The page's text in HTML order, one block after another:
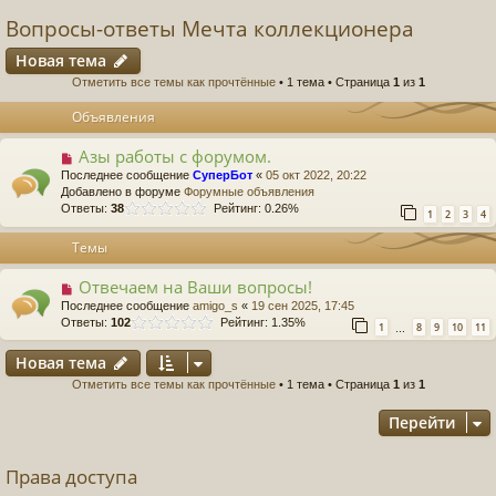
Вопросы-ответы Мечта коллекционера
Новая тема
Отметить все темы как прочтённые• 1 тема • Страница 1из 1
Объявления
Азы работы с форумом.
Последнее сообщение СуперБот « 05 окт 2022, 20:22
Добавлено в форуме Форумные объявления
Ответы: 38 1 2 3 4
Рейтинг: 0.26%
Темы
Отвечаем на Ваши вопросы!
Последнее сообщение amigo_s « 19 сен 2025, 17:45
Ответы: 102 1 … 8 9 10 11
Рейтинг: 1.35%
Новая тема
Отметить все темы как прочтённые• 1 тема • Страница 1 из 1
Перейти
Права доступа